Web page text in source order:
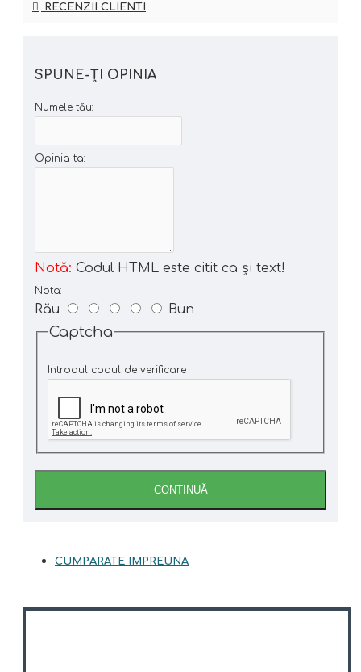
RECENZII CLIENTI
SPUNE-ŢI OPINIA
Numele tău:
Opinia ta:
Notă: Codul HTML este citit ca şi text!
Nota:
Rău Bun
Captcha
Introdul codul de verificare
CONTINUĂ
CUMPARATE IMPREUNA